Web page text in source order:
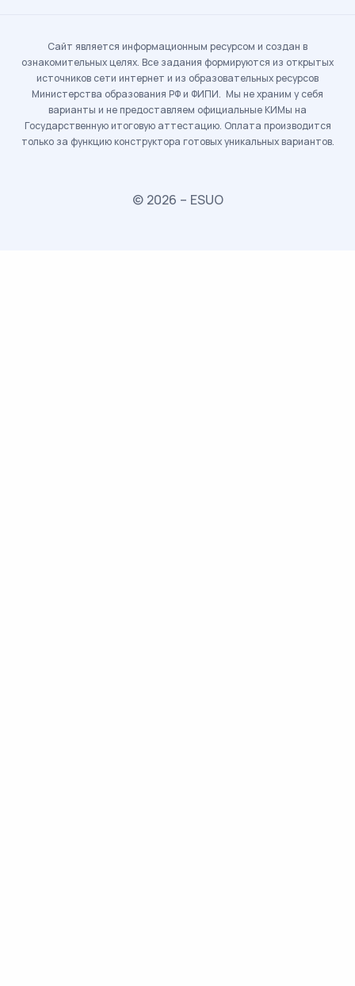
Сайт является информационным ресурсом и создан в
ознакомительных целях. Все задания формируются из открытых
источников сети интернет и из образовательных ресурсов
Министерства образования РФ и ФИПИ. Мы не храним у себя
варианты и не предоставляем официальные КИМы на
Государственную итоговую аттестацию. Оплата производится
только за функцию конструктора готовых уникальных вариантов.
© 2026 – ESUO